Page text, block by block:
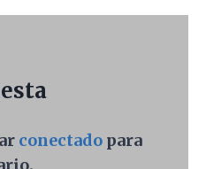
conectado para